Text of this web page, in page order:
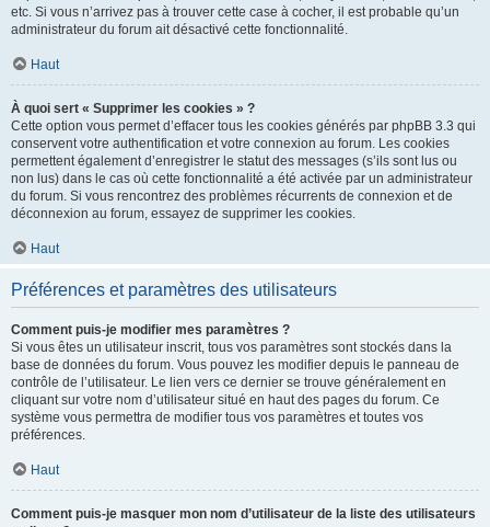
etc. Si vous n’arrivez pas à trouver cette case à cocher, il est probable qu’un
administrateur du forum ait désactivé cette fonctionnalité.
Haut
À quoi sert « Supprimer les cookies » ?
Cette option vous permet d’effacer tous les cookies générés par phpBB 3.3 qui
conservent votre authentification et votre connexion au forum. Les cookies
permettent également d’enregistrer le statut des messages (s’ils sont lus ou
non lus) dans le cas où cette fonctionnalité a été activée par un administrateur
du forum. Si vous rencontrez des problèmes récurrents de connexion et de
déconnexion au forum, essayez de supprimer les cookies.
Haut
Préférences et paramètres des utilisateurs
Comment puis-je modifier mes paramètres ?
Si vous êtes un utilisateur inscrit, tous vos paramètres sont stockés dans la
base de données du forum. Vous pouvez les modifier depuis le panneau de
contrôle de l’utilisateur. Le lien vers ce dernier se trouve généralement en
cliquant sur votre nom d’utilisateur situé en haut des pages du forum. Ce
système vous permettra de modifier tous vos paramètres et toutes vos
préférences.
Haut
Comment puis-je masquer mon nom d’utilisateur de la liste des utilisateurs